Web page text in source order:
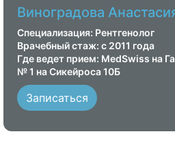
Виноградова
Специализация: Рентгенолог
Врачебный стаж: с 2011 года
Где ведет прием: MedSwiss на
№ 1 на Сикейроса 10Б
Записаться